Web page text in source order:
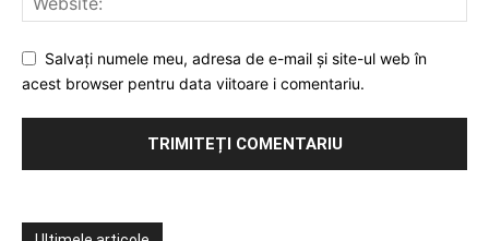
Salvați numele meu, adresa de e-mail și site-ul web în
acest browser pentru data viitoare i comentariu.